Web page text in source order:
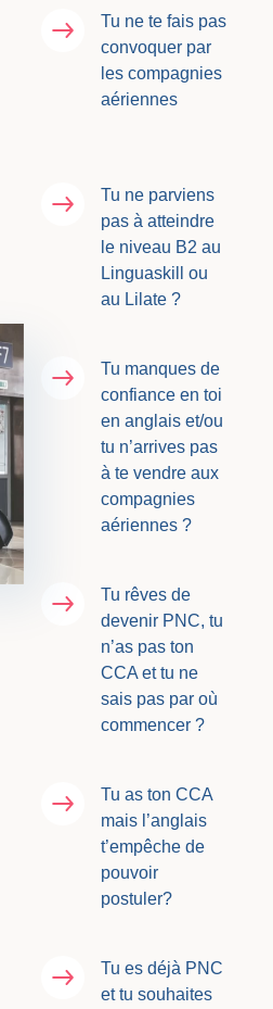
Tu ne te fais pas
convoquer par
les compagnies
aériennes
Tu ne parviens
pas à atteindre
le niveau B2 au
Linguaskill ou
au Lilate ?
Tu manques de
confiance en toi
en anglais et/ou
tu n’arrives pas
à te vendre aux
compagnies
aériennes ?
Tu rêves de
devenir PNC, tu
n’as pas ton
CCA et tu ne
sais pas par où
commencer ?
Tu as ton CCA
mais l’anglais
t’empêche de
pouvoir
postuler?
Tu es déjà PNC
et tu souhaites